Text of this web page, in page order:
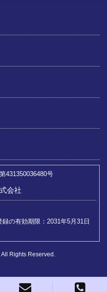
431350036480号
会社
の有効期限：2031年5月31日
Rights Reserved.